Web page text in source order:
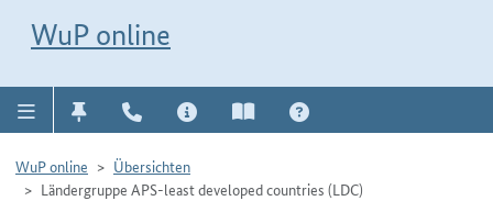
WuP online
WuP online
Übersichten
Ländergruppe APS-least developed countries (LDC)